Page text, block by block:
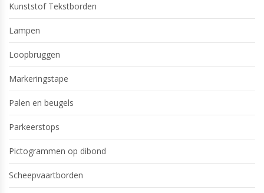
Kunststof Tekstborden
Lampen
Loopbruggen
Markeringstape
Palen en beugels
Parkeerstops
Pictogrammen op dibond
Scheepvaartborden